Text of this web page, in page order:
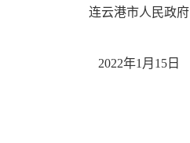
连云港市人民政府
2022年1月15日